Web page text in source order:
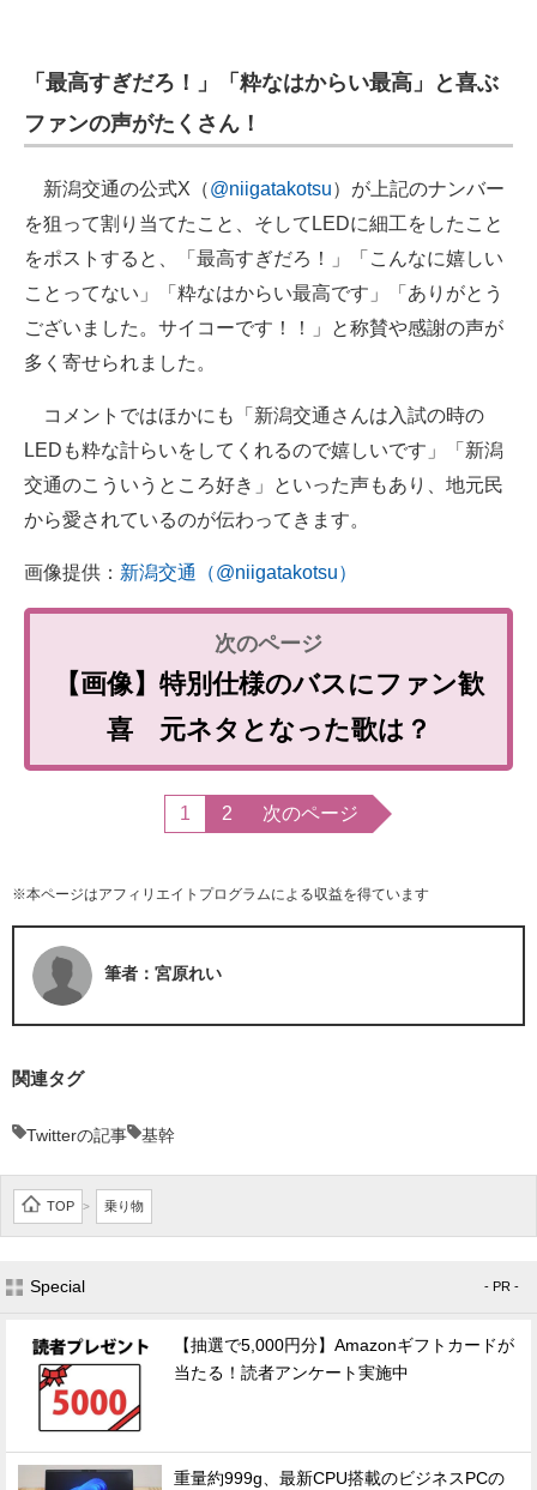
「最高すぎだろ！」「粋なはからい最高」と喜ぶ
ファンの声がたくさん！
新潟交通の公式X（@niigatakotsu）が上記のナンバー
を狙って割り当てたこと、そしてLEDに細工をしたこと
をポストすると、「最高すぎだろ！」「こんなに嬉しい
ことってない」「粋なはからい最高です」「ありがとう
ございました。サイコーです！！」と称賛や感謝の声が
多く寄せられました。
コメントではほかにも「新潟交通さんは入試の時の
LEDも粋な計らいをしてくれるので嬉しいです」「新潟
交通のこういうところ好き」といった声もあり、地元民
から愛されているのが伝わってきます。
画像提供： 新潟交通（@niigatakotsu）
【画像】特別仕様のバスにファン歓
喜 元ネタとなった歌は？
1 2 次のページ
※本ページはアフィリエイトプログラムによる収益を得ています
筆者：宮原れい
関連タグ
Twitterの記事 基幹
TOP > 乗り物
Special - PR -
【抽選で5,000円分】Amazonギフトカードが
当たる！読者アンケート実施中
重量約999g、最新CPU搭載のビジネスPCの